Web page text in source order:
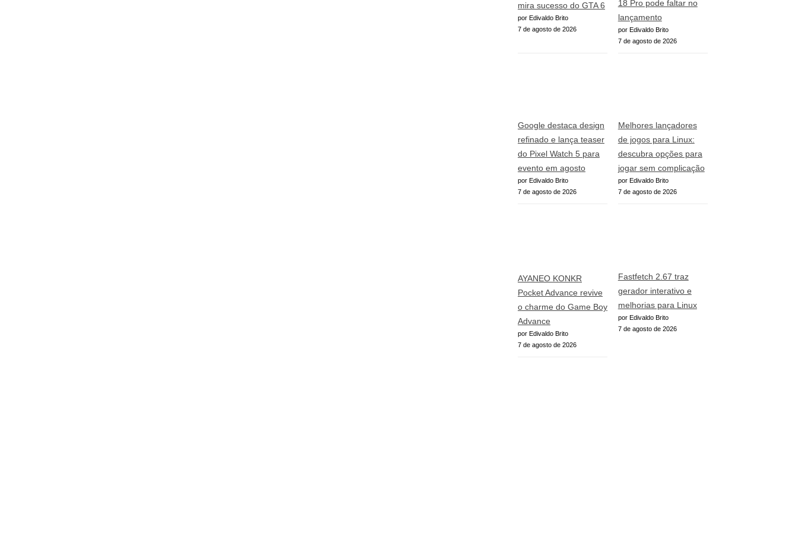
mira sucesso do GTA 6
por Edivaldo Brito
7 de agosto de 2026
18 Pro pode faltar no
lançamento
por Edivaldo Brito
7 de agosto de 2026
Google destaca design
refinado e lança teaser
do Pixel Watch 5 para
evento em agosto
por Edivaldo Brito
7 de agosto de 2026
Melhores lançadores
de jogos para Linux:
descubra opções para
jogar sem complicação
por Edivaldo Brito
7 de agosto de 2026
AYANEO KONKR
Pocket Advance revive
o charme do Game Boy
Advance
por Edivaldo Brito
7 de agosto de 2026
Fastfetch 2.67 traz
gerador interativo e
melhorias para Linux
por Edivaldo Brito
7 de agosto de 2026